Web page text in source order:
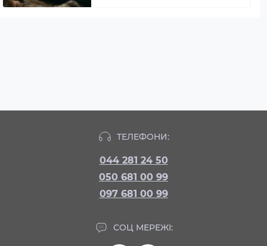
ТЕЛЕФОНИ:
044 281 24 50
050 681 00 99
097 681 00 99
СОЦ МЕРЕЖІ: